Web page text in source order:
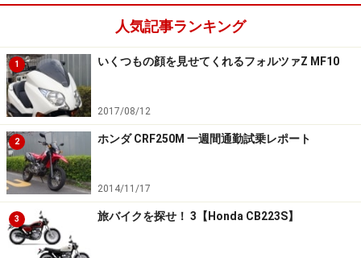
人気記事ランキング
1 いくつもの顔を見せてくれるフォルツァZ MF10
2017/08/12
2 ホンダ CRF250M 一週間通勤試乗レポート
2014/11/17
3 旅バイクを探せ！ 3【Honda CB223S】